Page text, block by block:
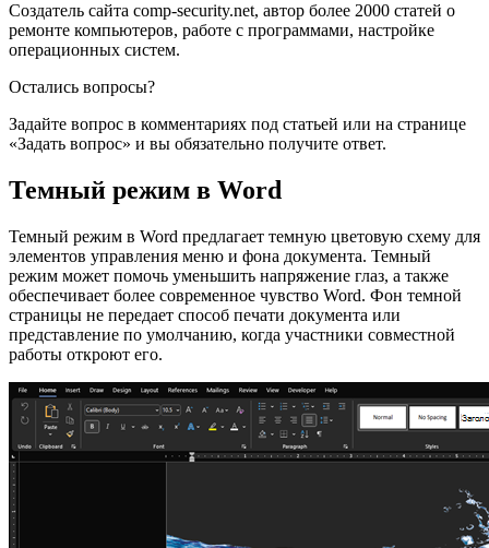
Создатель сайта comp-security.net, автор более 2000 статей о
ремонте компьютеров, работе с программами, настройке
операционных систем.
Остались вопросы?
Задайте вопрос в комментариях под статьей или на странице
«Задать вопрос» и вы обязательно получите ответ.
Темный режим в Word
Темный режим в Word предлагает темную цветовую схему для
элементов управления меню и фона документа. Темный
режим может помочь уменьшить напряжение глаз, а также
обеспечивает более современное чувство Word. Фон темной
страницы не передает способ печати документа или
представление по умолчанию, когда участники совместной
работы откроют его.